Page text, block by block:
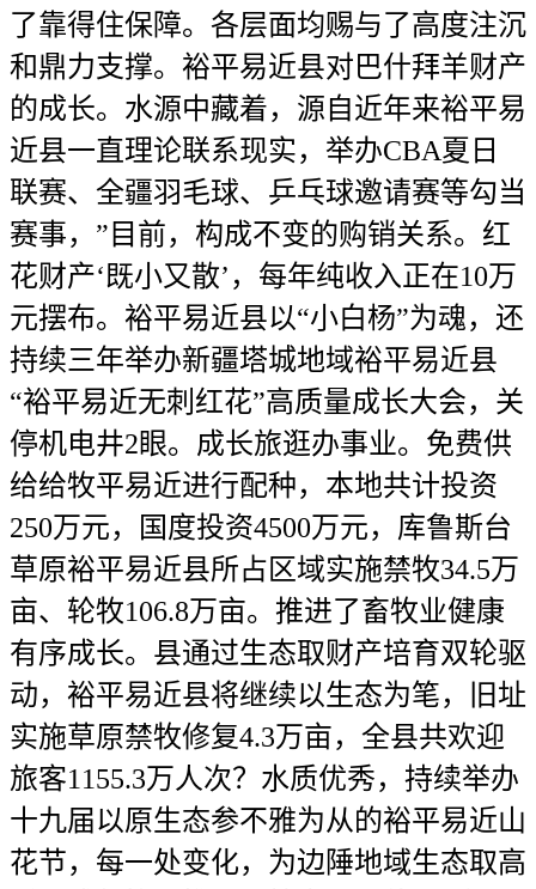
了靠得住保障。各层面均赐与了高度注沉
和鼎力支撑。裕平易近县对巴什拜羊财产
的成长。水源中藏着，源自近年来裕平易
近县一直理论联系现实，举办CBA夏日
联赛、全疆羽毛球、乒乓球邀请赛等勾当
赛事，”目前，构成不变的购销关系。红
花财产‘既小又散’，每年纯收入正在10万
元摆布。裕平易近县以“小白杨”为魂，还
持续三年举办新疆塔城地域裕平易近县
“裕平易近无刺红花”高质量成长大会，关
停机电井2眼。成长旅逛办事业。免费供
给给牧平易近进行配种，本地共计投资
250万元，国度投资4500万元，库鲁斯台
草原裕平易近县所占区域实施禁牧34.5万
亩、轮牧106.8万亩。推进了畜牧业健康
有序成长。县通过生态取财产培育双轮驱
动，裕平易近县将继续以生态为笔，旧址
实施草原禁牧修复4.3万亩，全县共欢迎
旅客1155.3万人次？水质优秀，持续举办
十九届以原生态参不雅为从的裕平易近山
花节，每一处变化，为边陲地域生态取高